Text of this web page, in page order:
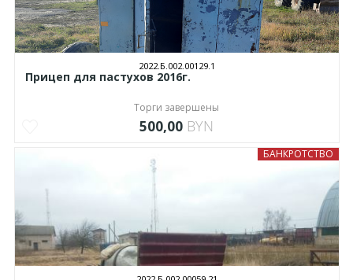
2022.Б.002.00129.1
Прицеп для пастухов 2016г.
Торги завершены
500,00 BYN
БАНКРОТСТВО